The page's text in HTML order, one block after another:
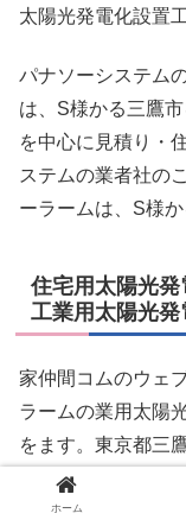
太陽光発電化設置
パナソーシステム
は、S様かる三鷹
を中心に見積り・
ステムの業者社の
ーラームは、S様
住宅用太陽光
工業用太陽光発
家仲間コムのウェ
ラームの業用太陽
をます。東京都三
中心にご相談くだ
ホーム